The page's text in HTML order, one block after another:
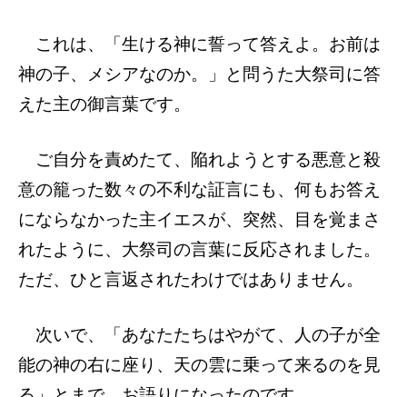
これは、「生ける神に誓って答えよ。お前は
神の子、メシアなのか。」と問うた大祭司に答
えた主の御言葉です。
ご自分を責めたて、陥れようとする悪意と殺
意の籠った数々の不利な証言にも、何もお答え
にならなかった主イエスが、突然、目を覚まさ
れたように、大祭司の言葉に反応されました。
ただ、ひと言返されたわけではありません。
次いで、「あなたたちはやがて、人の子が全
能の神の右に座り、天の雲に乗って来るのを見